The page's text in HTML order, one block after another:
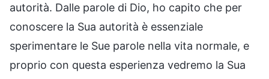
autorità. Dalle parole di Dio, ho capito che per
conoscere la Sua autorità è essenziale
sperimentare le Sue parole nella vita normale, e
proprio con questa esperienza vedremo la Sua